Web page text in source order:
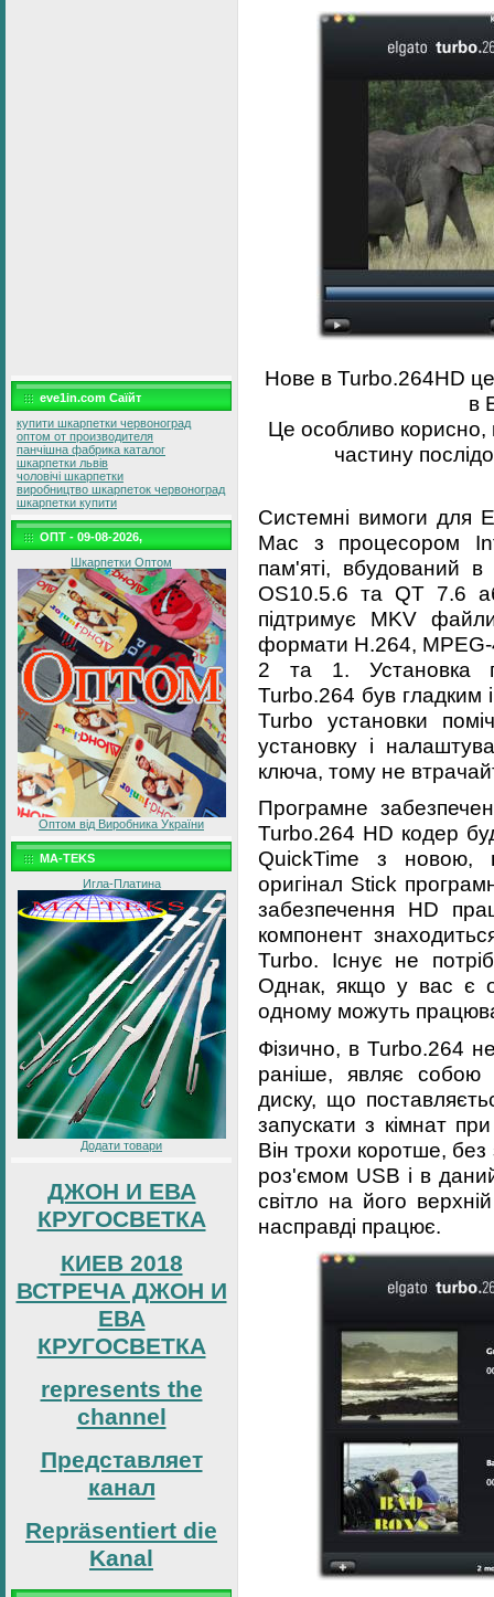
eve1in.com Саїйт
купити шкарпетки червоноград
оптом от производителя
панчішна фабрика каталог
шкарпетки львів
чоловічі шкарпетки
виробництво шкарпеток червоноград
шкарпетки купити
ОПТ - 09-08-2026,
Шкарпетки Оптом
Оптом від Виробника України
MA-TEKS
Игла-Платина
Додати товари
ДЖОН И ЕВА
КРУГОСВЕТКА
КИЕВ 2018
ВСТРЕЧА ДЖОН И
ЕВА
КРУГОСВЕТКА
represents the
channel
Представляет
канал
Repräsentiert die
Kanal
Нове в Turbo.264HD це
в
Це особливо корисно,
частину
Системні вимоги для
Mac з процесором
пам'яті, вбудований
OS10.5.6 та QT 7.6
підтримує MKV
формати H.264, MPEG-
2 та 1. Установка
Turbo.264 був
Turbo установки
установку і
ключа, тому не
Програмне
Turbo.264 HD кодер
QuickTime з новою,
оригінал Stick
забезпечення HD
компонент
Turbo. Існує не
Однак, якщо у вас є
одному можуть
Фізично, в Turbo.264
раніше, являє собою
диску, що
запускати з кімнат
Він трохи коротше,
роз'ємом USB і в
світло на його
насправді працює.